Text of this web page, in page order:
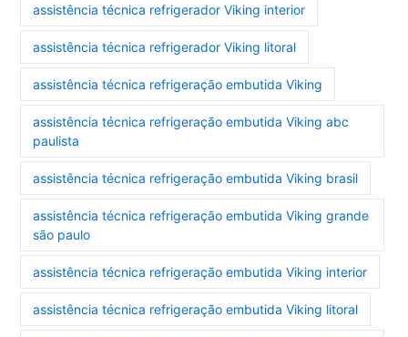
assistência técnica refrigerador Viking interior
assistência técnica refrigerador Viking litoral
assistência técnica refrigeração embutida Viking
assistência técnica refrigeração embutida Viking abc
paulista
assistência técnica refrigeração embutida Viking brasil
assistência técnica refrigeração embutida Viking grande
são paulo
assistência técnica refrigeração embutida Viking interior
assistência técnica refrigeração embutida Viking litoral